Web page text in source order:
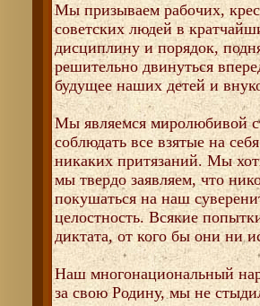
Мы призываем рабочих,
советских людей в
дисциплину и порядок,
решительно двинуться
будущее наших детей и
Мы являемся миролюбивой
соблюдать все взятые на
никаких притязаний. Мы
мы твердо заявляем, что
покушаться на наш
целостность. Всякие
диктата, от кого бы они ни
Наш многонациональный
за свою Родину, мы не